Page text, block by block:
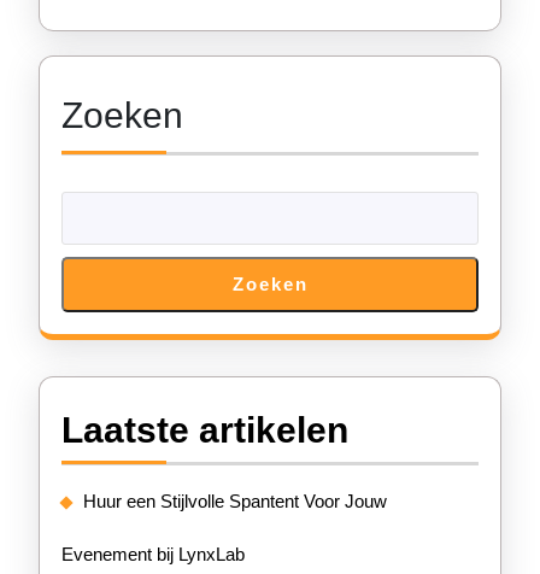
Zoeken
Zoeken
Laatste artikelen
Huur een Stijlvolle Spantent Voor Jouw
Evenement bij LynxLab